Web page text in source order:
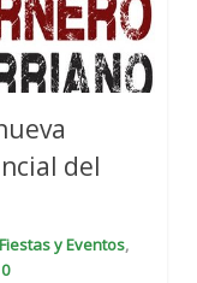
del
Fiestas y Eventos,
0